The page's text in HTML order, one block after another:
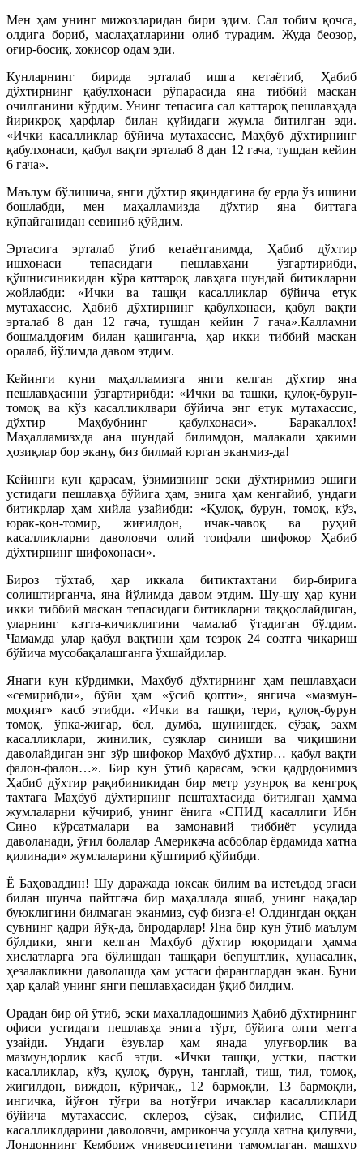
Мен ҳам унинг мижозларидан бири эдим. Сал тобим қочса,
олдига бориб, маслаҳатларини олиб турадим. Жуда беозор,
оғир-босиқ, хокисор одам эди.
Кунларнинг бирида эрталаб ишга кетаётиб, Ҳабиб
дўхтирнинг қабулхонаси рўпарасида яна тиббий маскан
очилганини кўрдим. Унинг тепасига сал каттароқ пешлавҳада
йирикроқ ҳарфлар билан қуйидаги жумла битилган эди.
«Ички касалликлар бўйича мутахассис, Маҳбуб дўхтирнинг
қабулхонаси, қабул вақти эрталаб 8 дан 12 гача, тушдан кейин
6 гача».
Маълум бўлишича, янги дўхтир яқиндагина бу ерда ўз ишини
бошлабди, мен маҳалламизда дўхтир яна биттага
кўпайганидан севиниб қўйдим.
Эртасига эрталаб ўтиб кетаётганимда, Ҳабиб дўхтир
ишхонаси тепасидаги пешлавҳани ўзгартирибди,
қўшнисиникидан кўра каттароқ лавҳага шундай битикларни
жойлабди: «Ички ва ташқи касалликлар бўйича етук
мутахассис, Ҳабиб дўхтирнинг қабулхонаси, қабул вақти
эрталаб 8 дан 12 гача, тушдан кейин 7 гача».Калламни
бошмалдоғим билан қашиганча, ҳар икки тиббий маскан
оралаб, йўлимда давом этдим.
Кейинги куни маҳалламизга янги келган дўхтир яна
пешлавҳасини ўзгартирибди: «Ички ва ташқи, қулоқ-бурун-
томоқ ва кўз касалликлвари бўйича энг етук мутахассис,
дўхтир Маҳбубнинг қабулхонаси». Баракаллоҳ!
Маҳалламизхда ана шундай билимдон, малакали ҳакими
ҳозиқлар бор экану, биз билмай юрган эканмиз-да!
Кейинги кун қарасам, ўзимизнинг эски дўхтиримиз эшиги
устидаги пешлавҳа бўйига ҳам, энига ҳам кенгайиб, ундаги
битикрлар ҳам хийла узайибди: «Қулоқ, бурун, томоқ, кўз,
юрак-қон-томир, жиғилдон, ичак-чавоқ ва руҳий
касалликларни даволовчи олий тоифали шифокор Ҳабиб
дўхтирнинг шифохонаси».
Бироз тўхтаб, ҳар иккала битиктахтани бир-бирига
солиштирганча, яна йўлимда давом этдим. Шу-шу ҳар куни
икки тиббий маскан тепасидаги битикларни таққослайдиган,
уларнинг катта-кичиклигини чамалаб ўтадиган бўлдим.
Чамамда улар қабул вақтини ҳам тезроқ 24 соатга чиқариш
бўйича мусобақалашганга ўхшайдилар.
Янаги кун кўрдимки, Маҳбуб дўхтирнинг ҳам пешлавҳаси
«семирибди», бўйи ҳам «ўсиб қопти», янгича «мазмун-
моҳият» касб этибди. «Ички ва ташқи, тери, қулоқ-бурун
томоқ, ўпка-жигар, бел, думба, шунингдек, сўзақ, заҳм
касалликлари, жинилик, суяклар синиши ва чиқишини
даволайдиган энг зўр шифокор Маҳбуб дўхтир… қабул вақти
фалон-фалон…». Бир кун ўтиб қарасам, эски қадрдонимиз
Ҳабиб дўхтир рақибиникидан бир метр узунроқ ва кенгроқ
тахтага Маҳбуб дўхтирнинг пештахтасида битилган ҳамма
жумлаларни кўчириб, унинг ёнига «СПИД касаллиги Ибн
Сино кўрсатмалари ва замонавий тиббиёт усулида
даволанади, ўғил болалар Америкача асбоблар ёрдамида хатна
қилинади» жумлаларини қўштириб қўйибди.
Ё Баҳоваддин! Шу даражада юксак билим ва истеъдод эгаси
билан шунча пайтгача бир маҳаллада яшаб, унинг нақадар
буюклигини билмаган эканмиз, суф бизга-е! Олдингдан оққан
сувнинг қадри йўқ-да, биродарлар! Яна бир кун ўтиб маълум
бўлдики, янги келган Маҳбуб дўхтир юқоридаги ҳамма
хислатларга эга бўлишдан ташқари бепуштлик, ҳунасалик,
ҳезалакликни даволашда ҳам устаси фаранглардан экан. Буни
ҳар қалай унинг янги пешлавҳасидан ўқиб билдим.
Орадан бир ой ўтиб, эски маҳалладошимиз Ҳабиб дўхтирнинг
офиси устидаги пешлавҳа энига тўрт, бўйига олти метга
узайди. Ундаги ёзувлар ҳам янада улуғворлик ва
мазмундорлик касб этди. «Ички ташқи, устки, пастки
касалликлар, кўз, қулоқ, бурун, танглай, тиш, тил, томоқ,
жиғилдон, виждон, кўричак,, 12 бармоқли, 13 бармоқли,
ингичка, йўғон тўғри ва нотўғри ичаклар касалликлари
бўйича мутахассис, склероз, сўзак, сифилис, СПИД
касалликлдарини даволовчи, амриконча усулда хатна қилувчи,
Лондоннинг Кембриж университетини тамомлаган, машҳур